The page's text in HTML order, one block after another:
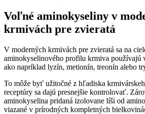
Voľné aminokyseliny v
krmivách pre zvieratá
V moderných krmivách pre zvieratá sa na
aminokyselinového profilu krmiva používajú
ako napríklad lyzín, metionín, treonín alebo
To môže byť užitočné z hľadiska
receptúry sa dajú presnejšie kontrolovať.
aminokyselina pridaná izolovane líši od
viazané v prírodných kompletných